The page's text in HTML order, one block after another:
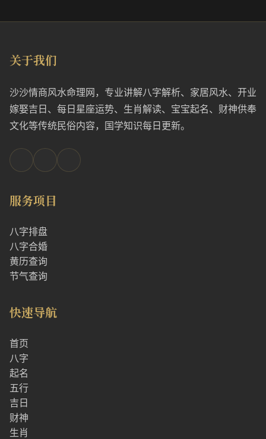
关于我们
沙沙情商风水命理网，专业讲解八字解析、家居风水、开业
嫁娶吉日、每日星座运势、生肖解读、宝宝起名、财神供奉
文化等传统民俗内容，国学知识每日更新。
服务项目
八字排盘
八字合婚
黄历查询
节气查询
快速导航
首页
八字
起名
五行
吉日
财神
生肖